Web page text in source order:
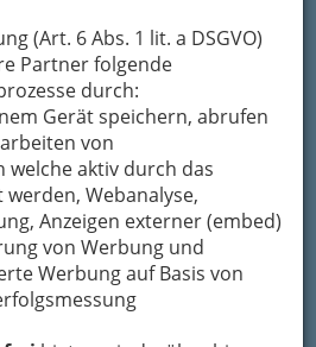
(Art. 6 Abs. 1 lit. a DSGVO)
Partner folgende
durch:
Gerät speichern, abrufen
von
aktiv durch das
Webanalyse,
Anzeigen externer (embed)
von Werbung und
Werbung auf Basis von
fürmaximale Diskretion
in Form einer
sein. Nicht nur
auch für Polstermöbel
sie sich verwenden. Für
unterschiedliche
wie zum BeispielEinmal-
waschbare, mehrfach